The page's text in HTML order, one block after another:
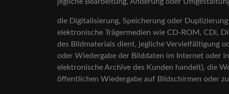
die Digitalisierung, Speicherung oder
elektronische Trägermedien wie CD-ROM, CDi,
des Bildmaterials dient, jegliche Vervielfältigung
oder Wiedergabe der Bilddaten im Internet oder
elektronische Archive des Kunden handelt), die
öffentlichen Wiedergabe auf Bildschirmen oder